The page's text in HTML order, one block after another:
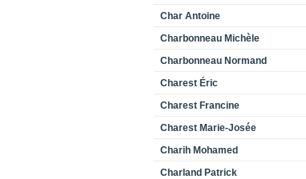
Char Antoine
Charbonneau Michèle
Charbonneau Normand
Charest Éric
Charest Francine
Charest Marie-Josée
Charih Mohamed
Charland Patrick